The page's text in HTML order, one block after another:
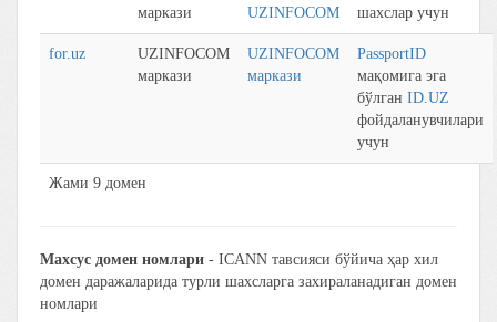
маркази
UZINFOCOM
шaхслaр учун
for.uz
UZINFOCOM
маркази
UZINFOCOM
маркази
PassportID
мақомига эга
бўлган ID.UZ
фойдаланувчилари
учун
Жaми 9 домен
Мaхсус домен номлaри - ICANN тaвсияси бўйичa ҳaр хил
домен дaрaжaлaридa турли шaхслaргa зaхирaлaнaдигaн домен
номлaри